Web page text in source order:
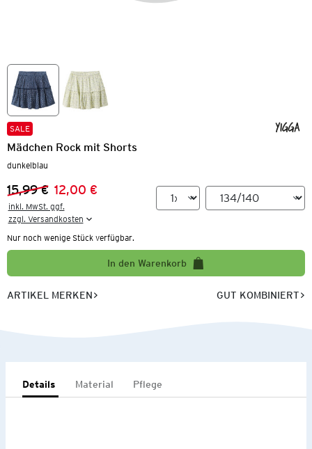
SALE
Mädchen Rock mit Shorts
dunkelblau
Vorheriger Preis:
15,99 €
Neuer Preis:
12,00 €
inkl. MwSt. ggf.
zzgl. Versandkosten
Nur noch wenige Stück verfügbar.
In den Warenkorb
ARTIKEL MERKEN GUT KOMBINIERT
Details Material Pflege